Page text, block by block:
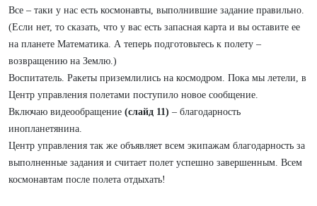
Все – таки у нас есть космонавты, выполнившие задание правильно.
(Если нет, то сказать, что у вас есть запасная карта и вы оставите ее
на планете Математика. А теперь подготовьтесь к полету –
возвращению на Землю.)
Воспитатель. Ракеты приземлились на космодром. Пока мы летели, в
Центр управления полетами поступило новое сообщение.
Включаю видеообращение (слайд 11) – благодарность
инопланетянина.
Центр управления так же объявляет всем экипажам благодарность за
выполненные задания и считает полет успешно завершенным. Всем
космонавтам после полета отдыхать!